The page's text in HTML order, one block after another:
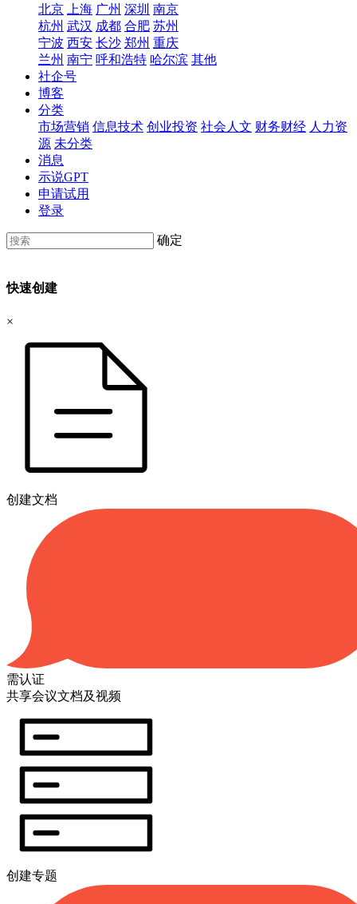
北京
上海 广州 深圳 南京
杭州 武汉 成都 合肥 苏州
宁波 西安 长沙 郑州 重庆
兰州 南宁 呼和浩特 哈尔滨 其他
社企号
博客
分类
市场营销 信息技术 创业投资 社会人文 财务财经 人力资
源 未分类
消息
示说GPT
申请试用
登录
确定
快速创建
×
创建文档
需认证
共享会议文档及视频
创建专题